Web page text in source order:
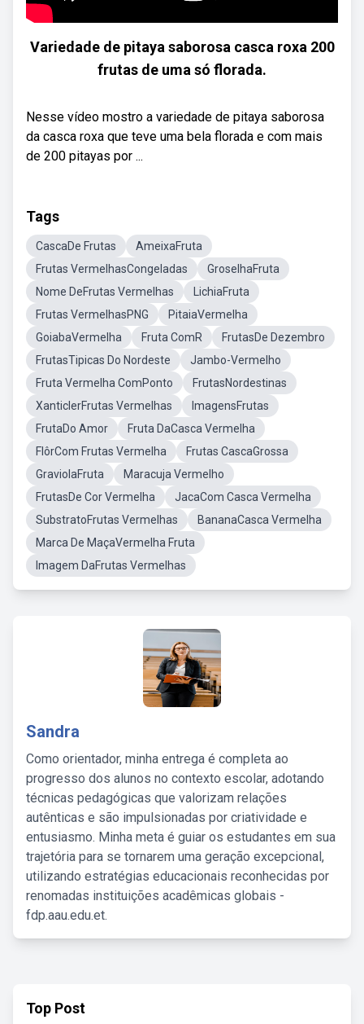
Variedade de pitaya saborosa casca roxa 200
frutas de uma só florada.
Nesse vídeo mostro a variedade de pitaya saborosa
da casca roxa que teve uma bela florada e com mais
de 200 pitayas por ...
Tags
CascaDe Frutas
AmeixaFruta
Frutas VermelhasCongeladas
GroselhaFruta
Nome DeFrutas Vermelhas
LichiaFruta
Frutas VermelhasPNG
PitaiaVermelha
GoiabaVermelha
Fruta ComR
FrutasDe Dezembro
FrutasTipicas Do Nordeste
Jambo-Vermelho
Fruta Vermelha ComPonto
FrutasNordestinas
XanticlerFrutas Vermelhas
ImagensFrutas
FrutaDo Amor
Fruta DaCasca Vermelha
FlôrCom Frutas Vermelha
Frutas CascaGrossa
GraviolaFruta
Maracuja Vermelho
FrutasDe Cor Vermelha
JacaCom Casca Vermelha
SubstratoFrutas Vermelhas
BananaCasca Vermelha
Marca De MaçaVermelha Fruta
Imagem DaFrutas Vermelhas
Sandra
Como orientador, minha entrega é completa ao
progresso dos alunos no contexto escolar, adotando
técnicas pedagógicas que valorizam relações
autênticas e são impulsionadas por criatividade e
entusiasmo. Minha meta é guiar os estudantes em sua
trajetória para se tornarem uma geração excepcional,
utilizando estratégias educacionais reconhecidas por
renomadas instituições acadêmicas globais -
fdp.aau.edu.et.
Top Post